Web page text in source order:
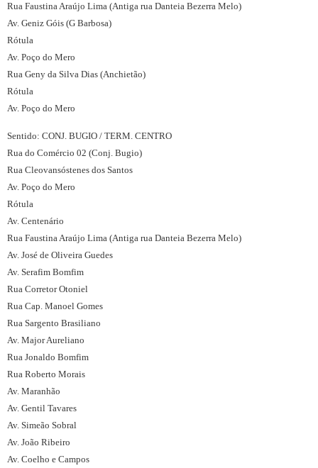
Rua Faustina Araújo Lima (Antiga rua Danteia Bezerra Melo)
Av. Geniz Góis (G Barbosa)
Rótula
Av. Poço do Mero
Rua Geny da Silva Dias (Anchietão)
Rótula
Av. Poço do Mero
Sentido: CONJ. BUGIO / TERM. CENTRO
Rua do Comércio 02 (Conj. Bugio)
Rua Cleovansóstenes dos Santos
Av. Poço do Mero
Rótula
Av. Centenário
Rua Faustina Araújo Lima (Antiga rua Danteia Bezerra Melo)
Av. José de Oliveira Guedes
Av. Serafim Bomfim
Rua Corretor Otoniel
Rua Cap. Manoel Gomes
Rua Sargento Brasiliano
Av. Major Aureliano
Rua Jonaldo Bomfim
Rua Roberto Morais
Av. Maranhão
Av. Gentil Tavares
Av. Simeão Sobral
Av. João Ribeiro
Av. Coelho e Campos